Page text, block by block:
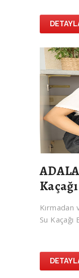
Kırmadan
Su Kaçağı